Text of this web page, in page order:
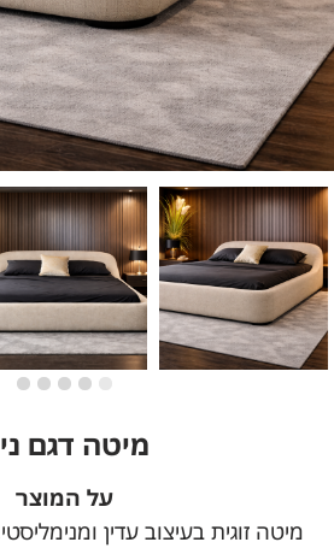
מיטה דגם
על המוצר
מיטה זוגית בעיצוב עדין